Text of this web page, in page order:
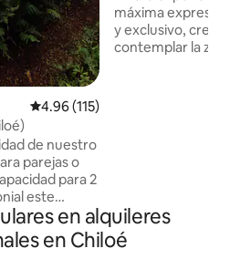
Calificación promedio: 4.96 de
4.96 (115)
de nuestro
parejas o
para 2
confort y
bosque.
máxima
y exclusivo,
contemplar la
en alquileres
en Chiloé